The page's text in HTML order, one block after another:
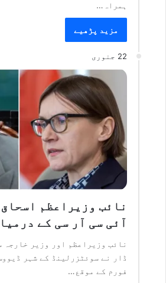
ہمراہ…
مزید پڑھیے
22 جنوری
نائب وزیراعظم
آئی سی آر سی کے
نائب وزیراعظم اور وزیر خارجہ
ڈار نے سوئٹزرلینڈ کے شہر
فورم کے موقع…